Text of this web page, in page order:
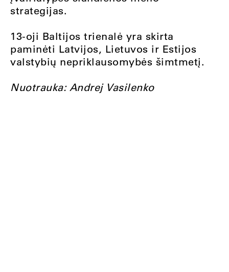
strategijas.
13-oji Baltijos trienalė yra skirta
paminėti Latvijos, Lietuvos ir Estijos
valstybių nepriklausomybės šimtmetį.
Nuotrauka: Andrej Vasilenko